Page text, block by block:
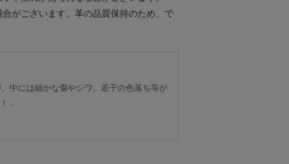
合がございます。革の品質保持のため、で
中には細かな傷やシワ、若干の色落ち等が
。